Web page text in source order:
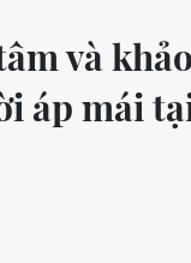
và
áp mái